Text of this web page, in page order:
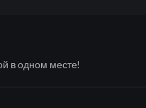
в одном месте!